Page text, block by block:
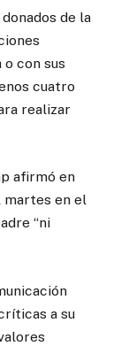
de la
con sus
cuatro
realizar
afirmó en
martes en el
“ni
a su